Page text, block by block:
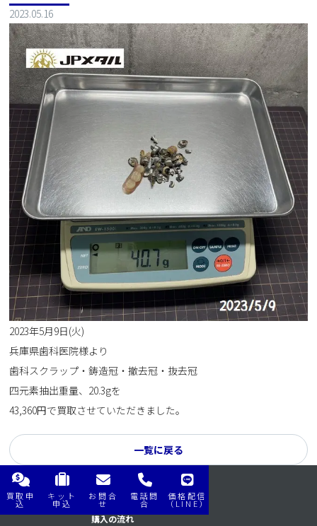
2023.05.16
2023年5月9日(火)
兵庫県歯科医院様より
歯科スクラップ・鋳造冠・撤去冠・抜去冠
四元素抽出重量、20.3gを
43,360円で買取させていただきました。
一覧に戻る
買取申
込
キット
申込
お問合
せ
電話問
合
価格配信
（LINE）
購入/買取の流れ
買取の流れ
購入の流れ